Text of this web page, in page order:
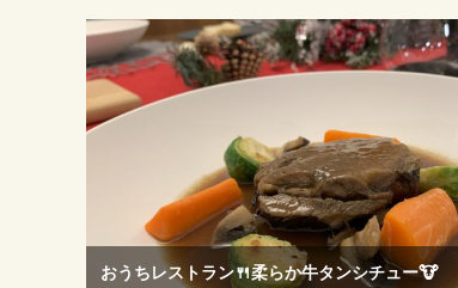
おうちレストラン🍴柔らか牛タンシチュー🐮